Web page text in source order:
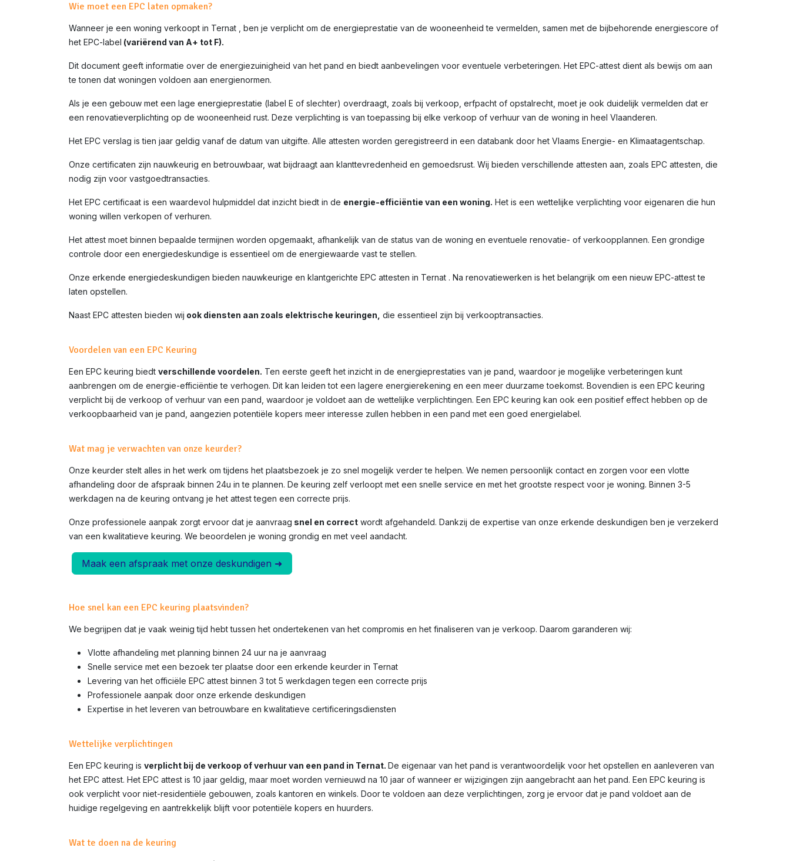
Wie moet een EPC laten opmaken?
Wanneer je een woning verkoopt in Ternat , ben je verplicht om de energieprestatie van de wooneenheid te vermelden, samen met de bijbehorende energiescore of
het EPC-label (variërend van A+ tot F).
Dit document geeft informatie over de energiezuinigheid van het pand en biedt aanbevelingen voor eventuele verbeteringen. Het EPC-attest dient als bewijs om aan
te tonen dat woningen voldoen aan energienormen.
Als je een gebouw met een lage energieprestatie (label E of slechter) overdraagt, zoals bij verkoop, erfpacht of opstalrecht, moet je ook duidelijk vermelden dat er
een renovatieverplichting op de wooneenheid rust. Deze verplichting is van toepassing bij elke verkoop of verhuur van de woning in heel Vlaanderen.
Het EPC verslag is tien jaar geldig vanaf de datum van uitgifte. Alle attesten worden geregistreerd in een databank door het Vlaams Energie- en Klimaatagentschap.
Onze certificaten zijn nauwkeurig en betrouwbaar, wat bijdraagt aan klanttevredenheid en gemoedsrust. Wij bieden verschillende attesten aan, zoals EPC attesten, die
nodig zijn voor vastgoedtransacties.
Het EPC certificaat is een waardevol hulpmiddel dat inzicht biedt in de energie-efficiëntie van een woning. Het is een wettelijke verplichting voor eigenaren die hun
woning willen verkopen of verhuren.
Het attest moet binnen bepaalde termijnen worden opgemaakt, afhankelijk van de status van de woning en eventuele renovatie- of verkoopplannen. Een grondige
controle door een energiedeskundige is essentieel om de energiewaarde vast te stellen.
Onze erkende energiedeskundigen bieden nauwkeurige en klantgerichte EPC attesten in Ternat . Na renovatiewerken is het belangrijk om een nieuw EPC-attest te
laten opstellen.
Naast EPC attesten bieden wij ook diensten aan zoals elektrische keuringen, die essentieel zijn bij verkooptransacties.
Voordelen van een EPC Keuring
Een EPC keuring biedt verschillende voordelen. Ten eerste geeft het inzicht in de energieprestaties van je pand, waardoor je mogelijke verbeteringen kunt
aanbrengen om de energie-efficiëntie te verhogen. Dit kan leiden tot een lagere energierekening en een meer duurzame toekomst. Bovendien is een EPC keuring
verplicht bij de verkoop of verhuur van een pand, waardoor je voldoet aan de wettelijke verplichtingen. Een EPC keuring kan ook een positief effect hebben op de
verkoopbaarheid van je pand, aangezien potentiële kopers meer interesse zullen hebben in een pand met een goed energielabel.
Wat mag je verwachten van onze keurder?
Onze keurder stelt alles in het werk om tijdens het plaatsbezoek je zo snel mogelijk verder te helpen. We nemen persoonlijk contact en zorgen voor een vlotte
afhandeling door de afspraak binnen 24u in te plannen. De keuring zelf verloopt met een snelle service en met het grootste respect voor je woning. Binnen 3-5
werkdagen na de keuring ontvang je het attest tegen een correcte prijs.
Onze professionele aanpak zorgt ervoor dat je aanvraag snel en correct wordt afgehandeld. Dankzij de expertise van onze erkende deskundigen ben je verzekerd
van een kwalitatieve keuring. We beoordelen je woning grondig en met veel aandacht.
Maak een afspraak met onze deskundigen ➜
Hoe snel kan een EPC keuring plaatsvinden?
We begrijpen dat je vaak weinig tijd hebt tussen het ondertekenen van het compromis en het finaliseren van je verkoop. Daarom garanderen wij:
Vlotte afhandeling met planning binnen 24 uur na je aanvraag
Snelle service met een bezoek ter plaatse door een erkende keurder in Ternat
Levering van het officiële EPC attest binnen 3 tot 5 werkdagen tegen een correcte prijs
Professionele aanpak door onze erkende deskundigen
Expertise in het leveren van betrouwbare en kwalitatieve certificeringsdiensten
Wettelijke verplichtingen
Een EPC keuring is verplicht bij de verkoop of verhuur van een pand in Ternat. De eigenaar van het pand is verantwoordelijk voor het opstellen en aanleveren van
het EPC attest. Het EPC attest is 10 jaar geldig, maar moet worden vernieuwd na 10 jaar of wanneer er wijzigingen zijn aangebracht aan het pand. Een EPC keuring is
ook verplicht voor niet-residentiële gebouwen, zoals kantoren en winkels. Door te voldoen aan deze verplichtingen, zorg je ervoor dat je pand voldoet aan de
huidige regelgeving en aantrekkelijk blijft voor potentiële kopers en huurders.
Wat te doen na de keuring